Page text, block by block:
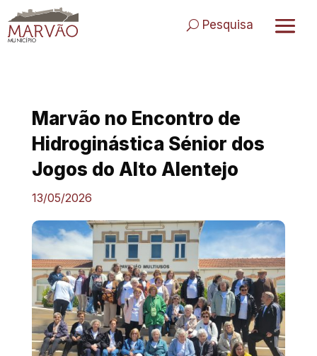
to
content
Pesquisa
Marvão no Encontro de
Hidroginástica Sénior dos
Jogos do Alto Alentejo
13/05/2026